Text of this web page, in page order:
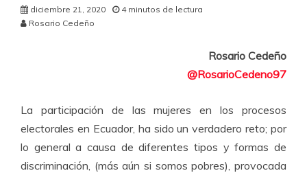
diciembre 21, 2020
4 minutos de lectura
Rosario Cedeño
Rosario Cedeño
@RosarioCedeno97
La participación de las mujeres en los procesos
electorales en Ecuador, ha sido un verdadero reto; por
lo general a causa de diferentes tipos y formas de
discriminación, (más aún si somos pobres), provocada